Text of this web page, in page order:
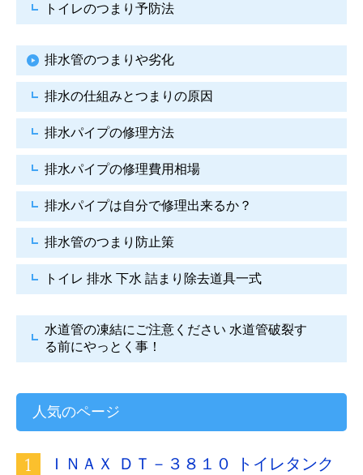
トイレのつまり予防法
排水管のつまりや劣化
排水の仕組みとつまりの原因
排水パイプの修理方法
排水パイプの修理費用相場
排水パイプは自分で修理出来るか？
排水管のつまり防止策
トイレ 排水 下水 詰まり除去道具一式
水道管の凍結にご注意ください 水道管破裂す
る前にやっとく事！
人気のページ
ＩＮＡＸ ＤＴ－３８１０ トイレタンク